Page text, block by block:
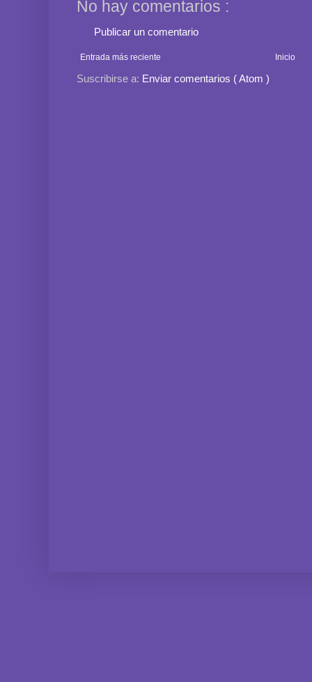
No hay comentarios :
Publicar un comentario
Entrada más reciente Inicio
Suscribirse a: Enviar comentarios ( Atom )